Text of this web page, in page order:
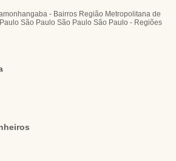
- Bairros Região Metropolitana de
São Paulo São PauloSão Paulo - Regiões